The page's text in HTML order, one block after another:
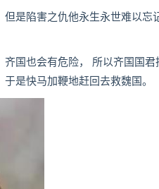
是陷害之仇他永生永世难以忘
国也会有危险， 所以齐国国君
是快马加鞭地赶回去救魏国。